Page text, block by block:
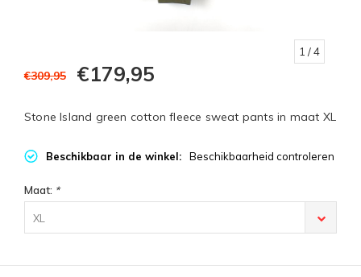
1 / 4
€309,95 €179,95
Stone Island green cotton fleece sweat pants in maat XL
Beschikbaar in de winkel: Beschikbaarheid controleren
Maat: *
XL